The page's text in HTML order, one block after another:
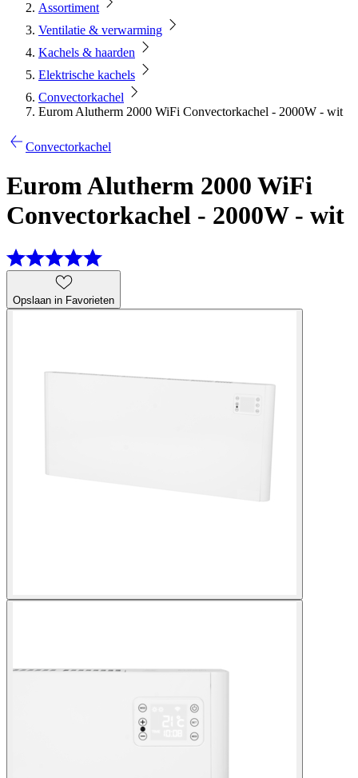
Assortiment
Ventilatie & verwarming
Kachels & haarden
Elektrische kachels
Convectorkachel
Eurom Alutherm 2000 WiFi Convectorkachel - 2000W - wit
Convectorkachel
Eurom Alutherm 2000 WiFi
Convectorkachel - 2000W - wit
Opslaan in Favorieten